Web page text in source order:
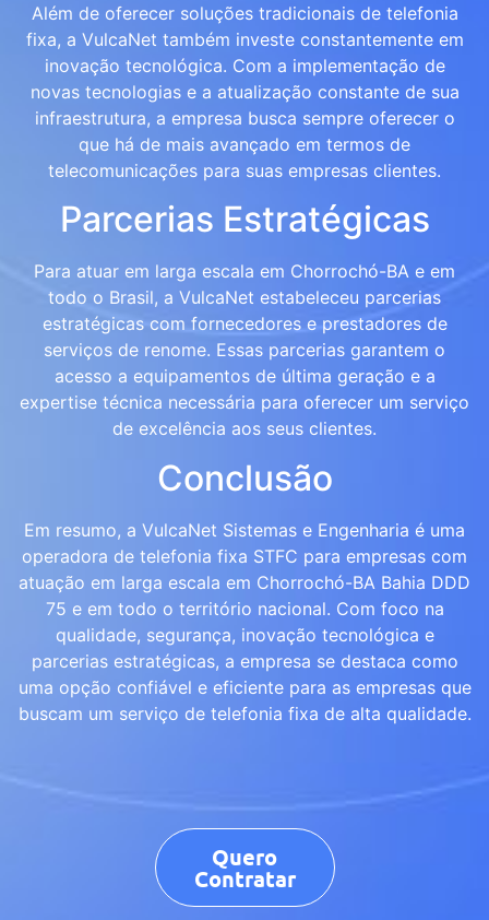
Além de oferecer soluções tradicionais de telefonia
fixa, a VulcaNet também investe constantemente em
inovação tecnológica. Com a implementação de
novas tecnologias e a atualização constante de sua
infraestrutura, a empresa busca sempre oferecer o
que há de mais avançado em termos de
telecomunicações para suas empresas clientes.
Parcerias Estratégicas
Para atuar em larga escala em Chorrochó-BA e em
todo o Brasil, a VulcaNet estabeleceu parcerias
estratégicas com fornecedores e prestadores de
serviços de renome. Essas parcerias garantem o
acesso a equipamentos de última geração e a
expertise técnica necessária para oferecer um serviço
de excelência aos seus clientes.
Conclusão
Em resumo, a VulcaNet Sistemas e Engenharia é uma
operadora de telefonia fixa STFC para empresas com
atuação em larga escala em Chorrochó-BA Bahia DDD
75 e em todo o território nacional. Com foco na
qualidade, segurança, inovação tecnológica e
parcerias estratégicas, a empresa se destaca como
uma opção confiável e eficiente para as empresas que
buscam um serviço de telefonia fixa de alta qualidade.
Quero
Contratar